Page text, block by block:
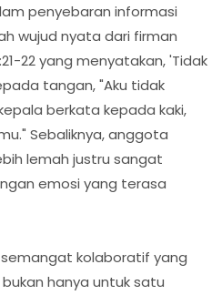
penyebaran informasi
wujud nyata dari firman
22 yang menyatakan, 'Tidak
tangan, "Aku tidak
berkata kepada kaki,
Sebaliknya, anggota
lemah justru sangat
emosi yang terasa
kolaboratif yang
hanya untuk satu